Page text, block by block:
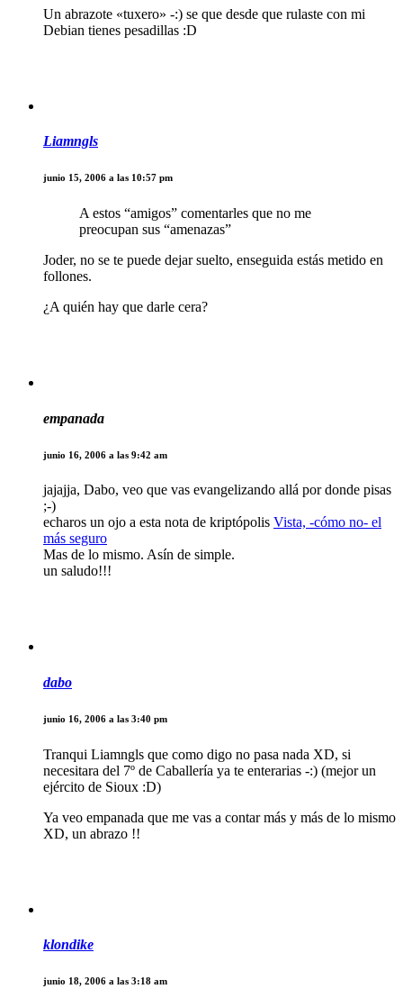
Un abrazote «tuxero» -:) se que desde que rulaste con mi
Debian tienes pesadillas :D
Liamngls
junio 15, 2006 a las 10:57 pm
A estos “amigos” comentarles que no me
preocupan sus “amenazas”
Joder, no se te puede dejar suelto, enseguida estás metido en
follones.
¿A quién hay que darle cera?
empanada
junio 16, 2006 a las 9:42 am
jajajja, Dabo, veo que vas evangelizando allá por donde pisas
;-)
echaros un ojo a esta nota de kriptópolis Vista, -cómo no- el
más seguro
Mas de lo mismo. Asín de simple.
un saludo!!!
dabo
junio 16, 2006 a las 3:40 pm
Tranqui Liamngls que como digo no pasa nada XD, si
necesitara del 7º de Caballería ya te enterarias -:) (mejor un
ejército de Sioux :D)
Ya veo empanada que me vas a contar más y más de lo mismo
XD, un abrazo !!
klondike
junio 18, 2006 a las 3:18 am